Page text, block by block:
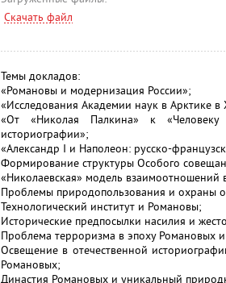
Скачать файл
Темы докладов:
«Романовы и модернизация России»;
«Исследования Академии наук в Арктике в
«От «Николая Палкина» к
историографии»;
«Александр I и Наполеон: русско-
Формирование структуры Особого
«Николаевская» модель взаимоотношений
Проблемы природопользования и охраны
Технологический институт и Романовы;
Исторические предпосылки насилия и
Проблема терроризма в эпоху Романовых
Освещение в отечественной
Романовых;
Династия Романовых и уникальный